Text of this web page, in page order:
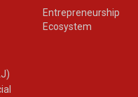
Entrepreneurship
Ecosystem